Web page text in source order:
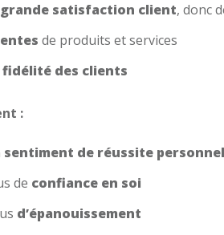
satisfaction client, donc
de produits et services
fidélité des clients
:
sentiment de réussite
de confiance en soi
d’épanouissement